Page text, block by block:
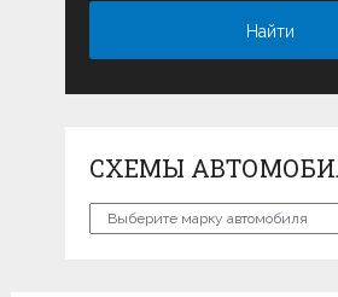
СХЕМЫ
Схемы